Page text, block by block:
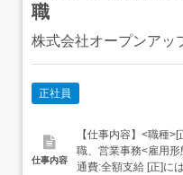
職
株式会社オープンアッ
正社員
仕事内容
【仕事内容】<職種
職、営業事務<雇用
通費:全額支給 [正]に